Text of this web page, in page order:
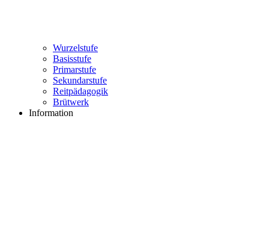
Wurzelstufe
Basisstufe
Primarstufe
Sekundarstufe
Reitpädagogik
Brütwerk
Information